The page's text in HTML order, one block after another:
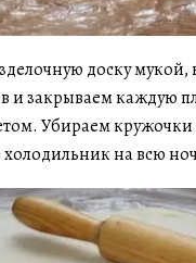
доску мукой,
и закрываем каждую
Убираем кружочки
холодильник на всю